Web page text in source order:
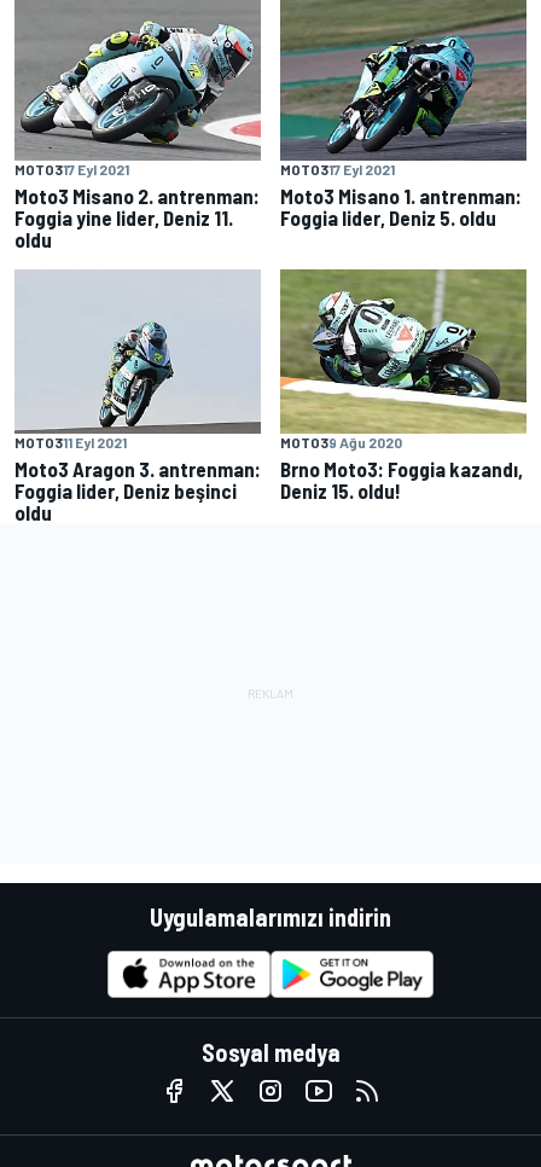
MOTO317 Eyl 2021
Moto3 Misano 2. antrenman:
Foggia yine lider, Deniz 11.
oldu
MOTO317 Eyl 2021
Moto3 Misano 1. antrenman:
Foggia lider, Deniz 5. oldu
MOTO311 Eyl 2021
Moto3 Aragon 3. antrenman:
Foggia lider, Deniz beşinci
oldu
MOTO39 Ağu 2020
Brno Moto3: Foggia kazandı,
Deniz 15. oldu!
Uygulamalarımızı indirin
Sosyal medya